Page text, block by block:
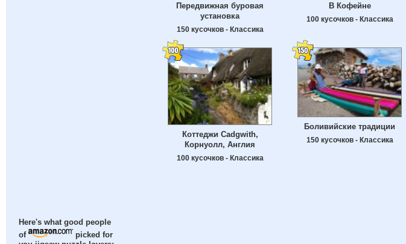
Here's what good people
of
picked for
Передвижная буровая
установка
150 кусочков - Классика
В Кофейне
100 кусочков - Классика
Коттеджи Cadgwith,
Корнуолл, Англия
100 кусочков - Классика
Боливийские традиции
150 кусочков - Классика